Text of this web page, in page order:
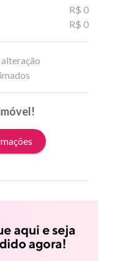
R$ 0
R$ 0